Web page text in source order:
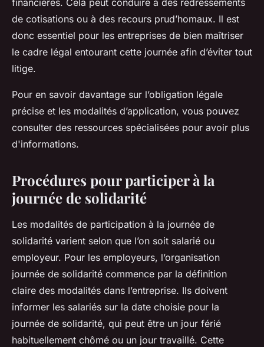
financières. Cela peut conduire à des redressements
de cotisations ou à des recours prud’homaux. Il est
donc essentiel pour les entreprises de bien maîtriser
le cadre légal entourant cette journée afin d’éviter tout
litige.
Pour en savoir davantage sur l’obligation légale
précise et les modalités d’application, vous pouvez
consulter des ressources spécialisées pour avoir plus
d'informations.
Procédures pour participer à la
journée de solidarité
Les modalités de participation à la journée de
solidarité varient selon que l’on soit salarié ou
employeur. Pour les employeurs, l’organisation
journée de solidarité commence par la définition
claire des modalités dans l’entreprise. Ils doivent
informer les salariés sur la date choisie pour la
journée de solidarité, qui peut être un jour férié
habituellement chômé ou un jour travaillé. Cette